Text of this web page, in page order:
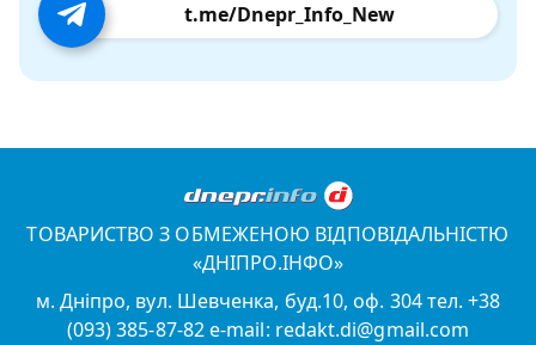
t.me/Dnepr_Info_New
ТОВАРИСТВО З ОБМЕЖЕНОЮ ВІДПОВІДАЛЬНІСТЮ
«ДНІПРО.ІНФО»
м. Дніпро, вул. Шевченка, буд.10, оф. 304 тел. +38
(093) 385-87-82 e-mail: redakt.di@gmail.com